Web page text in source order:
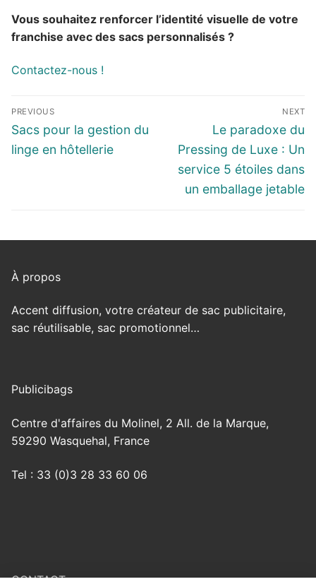
Vous souhaitez renforcer l’identité visuelle de votre
franchise avec des sacs personnalisés ?
Contactez-nous !
Navigation
de
l’article
PREVIOUS
Previous
post:
Sacs pour la gestion du
linge en hôtellerie
NEXT
Next
post:
Le paradoxe du
Pressing de Luxe : Un
service 5 étoiles dans
un emballage jetable
À propos
Accent diffusion, votre créateur de sac publicitaire,
sac réutilisable, sac promotionnel…
Publicibags
Centre d'affaires du Molinel, 2 All. de la Marque,
59290 Wasquehal, France
Tel : 33 (0)3 28 33 60 06
CONTACT